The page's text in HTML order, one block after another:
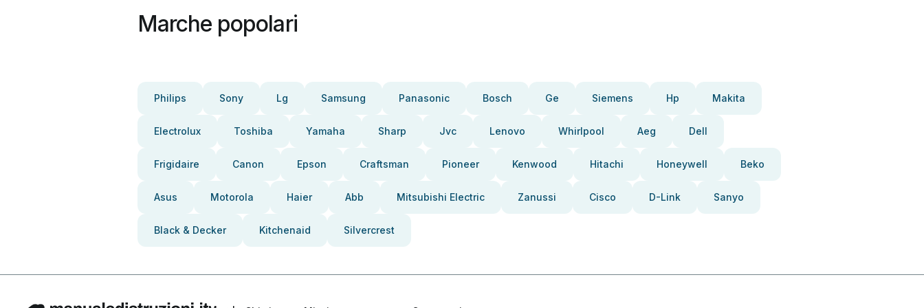
Marche popolari
Philips Sony Lg Samsung Panasonic Bosch Ge Siemens Hp Makita
Electrolux Toshiba Yamaha Sharp Jvc Lenovo Whirlpool Aeg Dell
Frigidaire Canon Epson Craftsman Pioneer Kenwood Hitachi Honeywell Beko
Asus Motorola Haier Abb Mitsubishi Electric Zanussi Cisco D-Link Sanyo
Black & Decker Kitchenaid Silvercrest